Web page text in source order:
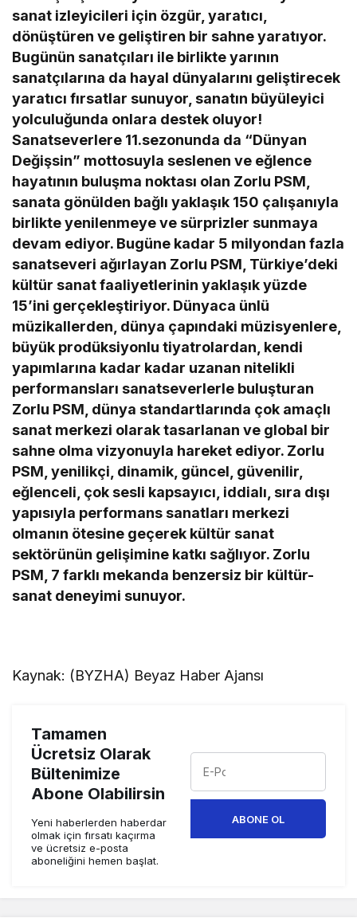
sanat izleyicileri için özgür, yaratıcı,
dönüştüren ve geliştiren bir sahne yaratıyor.
Bugünün sanatçıları ile birlikte yarının
sanatçılarına da hayal dünyalarını geliştirecek
yaratıcı fırsatlar sunuyor, sanatın büyüleyici
yolculuğunda onlara destek oluyor!
Sanatseverlere 11.sezonunda da “Dünyan
Değişsin” mottosuyla seslenen ve eğlence
hayatının buluşma noktası olan Zorlu PSM,
sanata gönülden bağlı yaklaşık 150 çalışanıyla
birlikte yenilenmeye ve sürprizler sunmaya
devam ediyor. Bugüne kadar 5 milyondan fazla
sanatseveri ağırlayan Zorlu PSM, Türkiye’deki
kültür sanat faaliyetlerinin yaklaşık yüzde
15’ini gerçekleştiriyor. Dünyaca ünlü
müzikallerden, dünya çapındaki müzisyenlere,
büyük prodüksiyonlu tiyatrolardan, kendi
yapımlarına kadar kadar uzanan nitelikli
performansları sanatseverlerle buluşturan
Zorlu PSM, dünya standartlarında çok amaçlı
sanat merkezi olarak tasarlanan ve global bir
sahne olma vizyonuyla hareket ediyor. Zorlu
PSM, yenilikçi, dinamik, güncel, güvenilir,
eğlenceli, çok sesli kapsayıcı, iddialı, sıra dışı
yapısıyla performans sanatları merkezi
olmanın ötesine geçerek kültür sanat
sektörünün gelişimine katkı sağlıyor. Zorlu
PSM, 7 farklı mekanda benzersiz bir kültür-
sanat deneyimi sunuyor.
Kaynak: (BYZHA) Beyaz Haber Ajansı
Tamamen
Ücretsiz Olarak
Bültenimize
Abone Olabilirsin
Yeni haberlerden haberdar
olmak için fırsatı kaçırma
ve ücretsiz e-posta
aboneliğini hemen başlat.
ABONE OL